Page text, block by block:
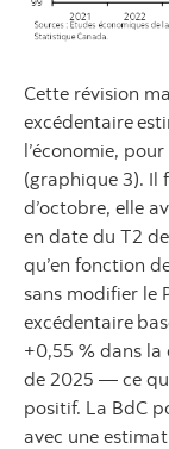
Cette révision
excédentaire
l’économie,
(graphique 3). Il
d’octobre, elle
en date du T2
qu’en fonction
sans modifier le
excédentaire
+0,55 % dans
de 2025 — ce
positif. La BdC
avec une